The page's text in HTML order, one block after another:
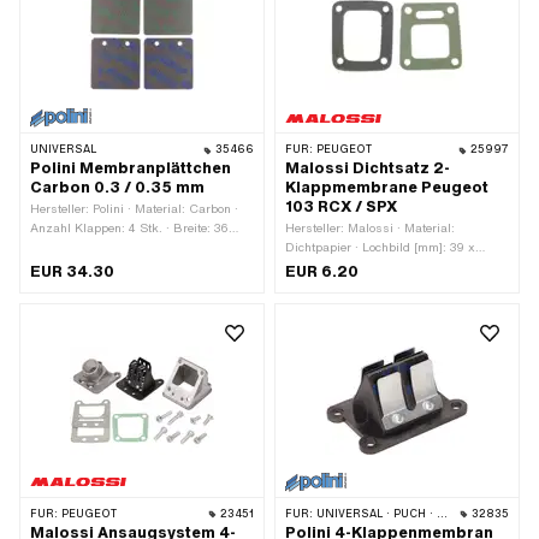
UNIVERSAL 35466
Polini Membranplättchen
Carbon 0.3 / 0.35 mm
Hersteller: Polini · Material: Carbon ·
Anzahl Klappen: 4 Stk. · Breite: 36
Dicke Membranplättchen: 0.3 mm ·
Befestigungspunkte: 2 Stk. · Getarnt:
Nein · Anwendungsbereich: Racing ·
Anwendungsbereich: Tuning ·
Lochabstand: 17 mm
EUR 34.30
FÜR: PEUGEOT 25997
Malossi Dichtsatz 2-
Klappmembrane Peugeot
103 RCX / SPX
Hersteller: Malossi · Material:
Dichtpapier · Lochbild [mm]: 39 x
36/32 mm · Anzahl
EUR 6.20
FÜR: PEUGEOT 23451
Malossi Ansaugsystem 4-
FÜR: UNIVERSAL · PUCH · MBK / MOTOBÉCANE 32835
Polini 4-Klappenmembran